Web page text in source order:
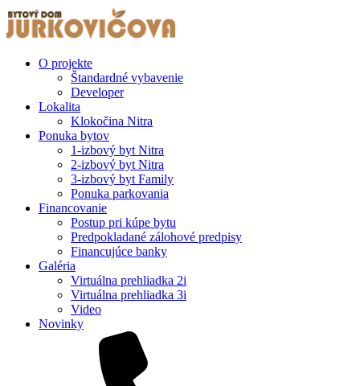
O projekte
Štandardné vybavenie
Developer
Lokalita
Klokočina Nitra
Ponuka bytov
1-izbový byt Nitra
2-izbový byt Nitra
3-izbový byt Family
Ponuka parkovania
Financovanie
Postup pri kúpe bytu
Predpokladané zálohové predpisy
Financujúce banky
Galéria
Virtuálna prehliadka 2i
Virtuálna prehliadka 3i
Video
Novinky